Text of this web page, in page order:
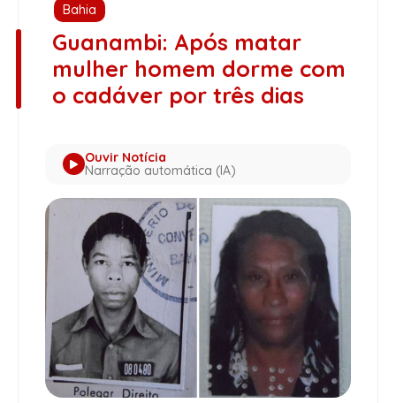
Bahia
Guanambi: Após matar
mulher homem dorme com
o cadáver por três dias
Ouvir Notícia
Narração automática (IA)